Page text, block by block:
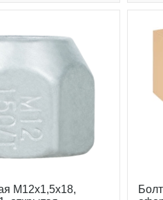
M12x1,5x18,